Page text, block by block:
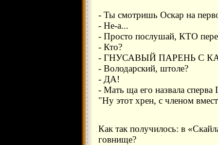
- Ты смотришь Оскар на
- Не-а...
- Просто послушай, КТО
- Кто?
- ГНУСАВЫЙ ПАРЕНЬ С
- Володарский, штоле?
- ДА!
- Мать ща его назвала
"Ну этот хрен, с членом
Как так получилось: в
говнище?